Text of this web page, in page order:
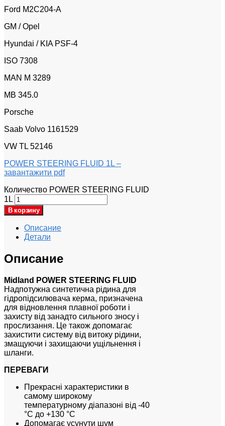
Ford M2C204-A
GM / Opel
Hyundai / KIA PSF-4
ISO 7308
MAN M 3289
MB 345.0
Porsche
Saab Volvo 1161529
VW TL 52146
POWER STEERING FLUID 1L –
завантажити pdf
Количество POWER STEERING FLUID
1L
В корзину
Описание
Детали
Описание
Midland POWER STEERING FLUID
Надпотужна синтетична рідина для
гідропідсилювача керма, призначена
для відновлення плавної роботи і
захисту від занадто сильного зносу і
прослизання. Це також допомагає
захистити систему від витоку рідини,
змащуючи і захищаючи ущільнення і
шланги.
ПЕРЕВАГИ
Прекрасні характеристики в
самому широкому
температурному діапазоні від -40
°С до +130 °С
Допомагає усунути шум